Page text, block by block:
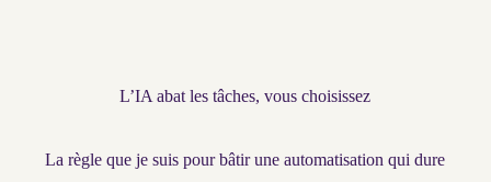
L’IA abat les tâches, vous choisissez
La règle que je suis pour bâtir une automatisation qui dure